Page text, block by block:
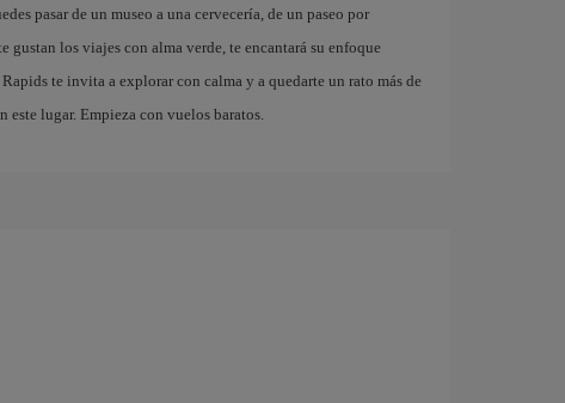
pasar de un museo a una cervecería, de un paseo por
gustan los viajes con alma verde, te encantará su enfoque
te invita a explorar con calma y a quedarte un rato más de
lugar. Empieza con vuelos baratos.